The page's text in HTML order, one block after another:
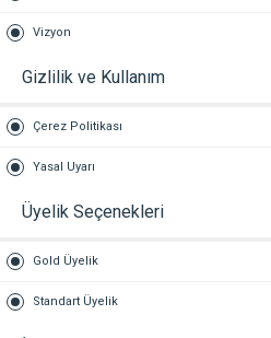
Vizyon
Gizlilik ve Kullanım
Çerez Politikası
Yasal Uyarı
Üyelik Seçenekleri
Gold Üyelik
Standart Üyelik